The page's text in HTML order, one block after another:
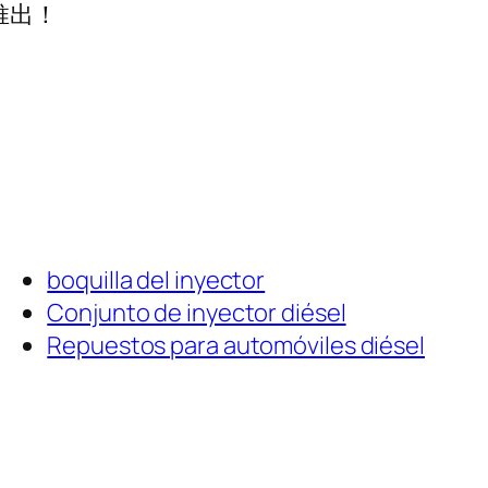
！
boquilla del inyector
Conjunto de inyector diésel
Repuestos para automóviles diésel